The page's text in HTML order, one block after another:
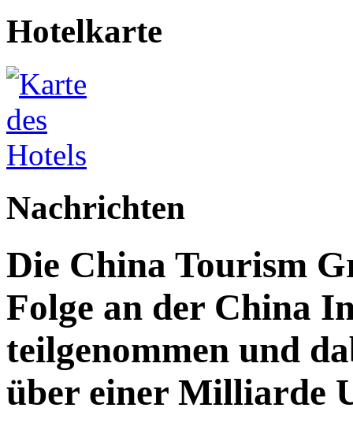
Hotelkarte
Nachrichten
Die China Tourism
Folge an der China
teilgenommen und
über einer Milliarde